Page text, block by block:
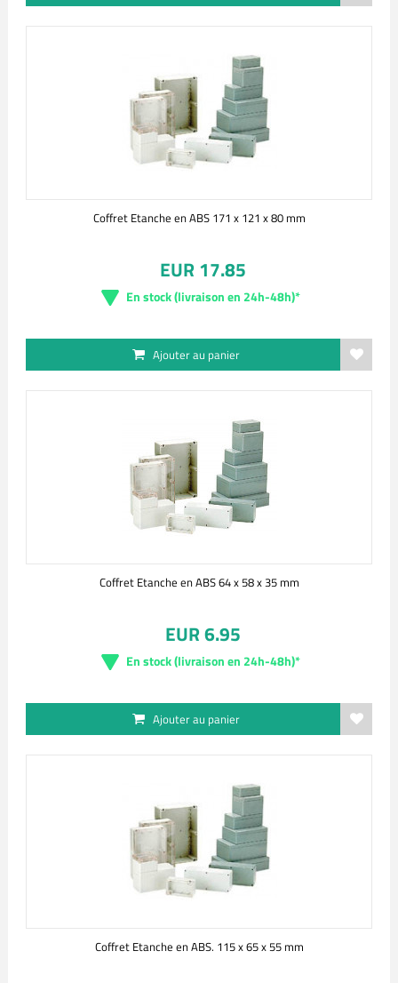
Coffret Etanche en ABS 171 x 121 x 80 mm
EUR 17.85
En stock (livraison en 24h-48h)*
Ajouter au panier
Coffret Etanche en ABS 64 x 58 x 35 mm
EUR 6.95
En stock (livraison en 24h-48h)*
Ajouter au panier
Coffret Etanche en ABS. 115 x 65 x 55 mm